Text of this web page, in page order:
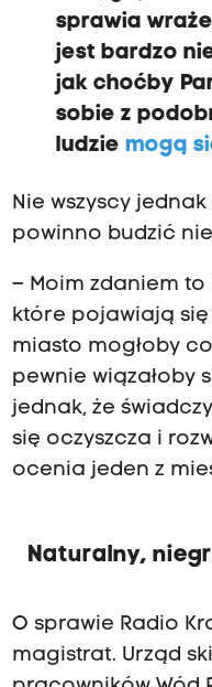
sprawia
jest bardzo
jak choćby
sobie z
ludzie mogą
Nie wszyscy
powinno budzić
– Moim zdaniem
które pojawiają
miasto mogłoby
pewnie wiązałoby
jednak, że
się oczyszcza i
ocenia jeden z
Naturalny,
O sprawie Radio
magistrat. Urząd